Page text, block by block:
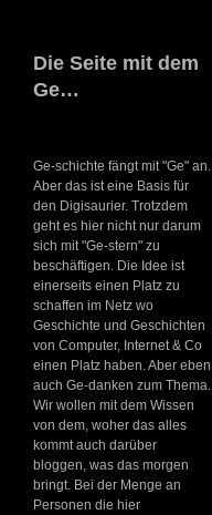
Die Seite mit dem
Ge…
Ge-schichte fängt mit "Ge" an.
Aber das ist eine Basis für
den Digisaurier. Trotzdem
geht es hier nicht nur darum
sich mit "Ge-stern" zu
beschäftigen. Die Idee ist
einerseits einen Platz zu
schaffen im Netz wo
Geschichte und Geschichten
von Computer, Internet & Co
einen Platz haben. Aber eben
auch Ge-danken zum Thema.
Wir wollen mit dem Wissen
von dem, woher das alles
kommt auch darüber
bloggen, was das morgen
bringt. Bei der Menge an
Personen die hier